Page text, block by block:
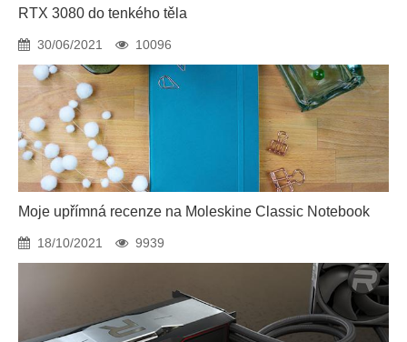
RTX 3080 do tenkého těla
30/06/2021 10096
Moje upřímná recenze na Moleskine Classic Notebook
18/10/2021 9939